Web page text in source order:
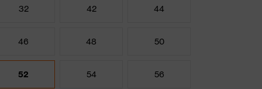
32 42 44
46 48 50
52 54 56